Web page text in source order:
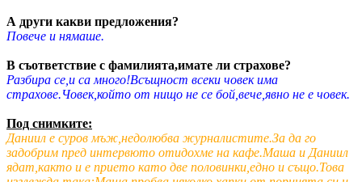
А други какви предложения?
Повече и нямаше.
В съответствие с фамилията,имате ли страхове?
Разбира се,и са много!Всъщност всеки човек има
страхове.Човек,който от нищо не се бой,вече,явно не е човек.
Под снимките:
Даниил е суров мъж,недолюбва журналистите.За да го
задобрим пред интервюто отидохме на кафе.Маша и Даниил
ядат,както и е прието като две половинки,едно и също.Това